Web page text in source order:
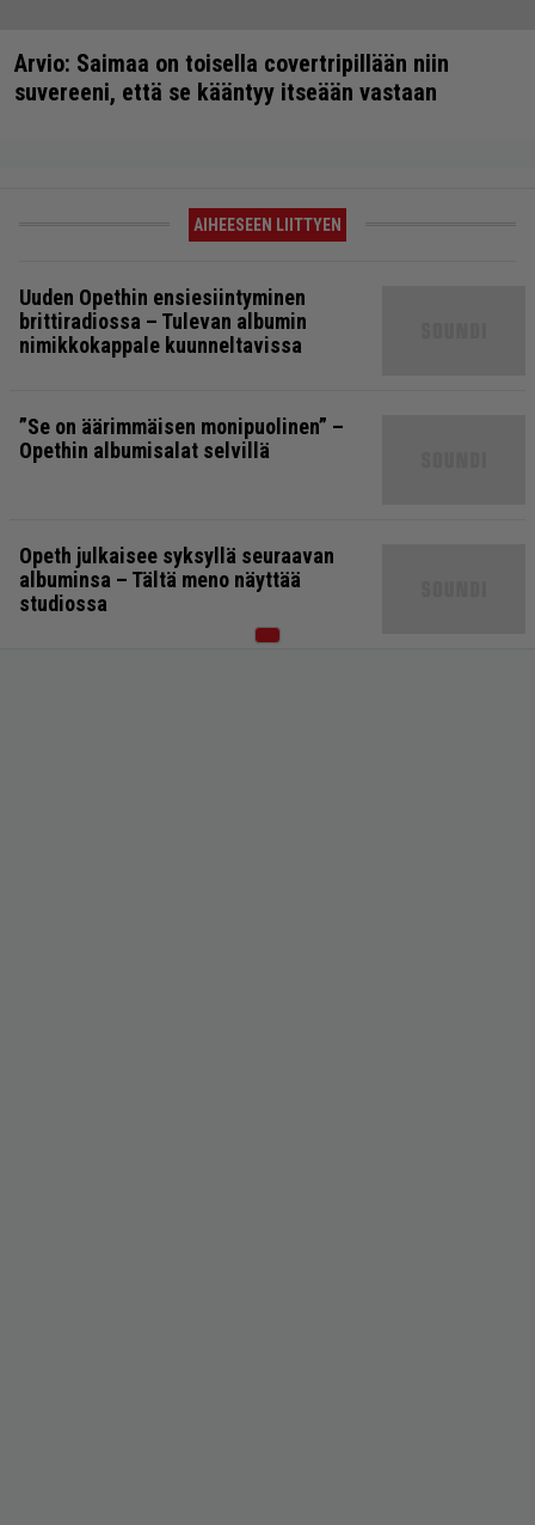
Arvio: Saimaa on toisella covertripillään niin
suvereeni, että se kääntyy itseään vastaan
AIHEESEEN LIITTYEN
Uuden Opethin ensiesiintyminen
brittiradiossa – Tulevan albumin
nimikkokappale kuunneltavissa
”Se on äärimmäisen monipuolinen” –
Opethin albumisalat selvillä
Opeth julkaisee syksyllä seuraavan
albuminsa – Tältä meno näyttää
studiossa